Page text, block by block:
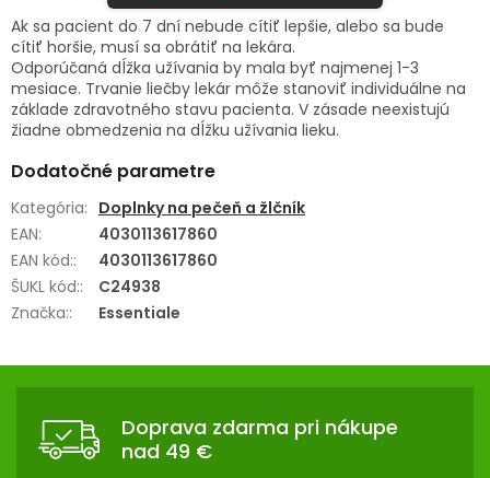
Ak sa pacient do 7 dní nebude cítiť lepšie, alebo sa bude
cítiť horšie, musí sa obrátiť na lekára.
Odporúčaná dĺžka užívania by mala byť najmenej 1-3
mesiace. Trvanie liečby lekár môže stanoviť individuálne na
základe zdravotného stavu pacienta. V zásade neexistujú
žiadne obmedzenia na dĺžku užívania lieku.
Dodatočné parametre
Kategória: Doplnky na pečeň a žlčník
EAN:
4030113617860
EAN kód::
4030113617860
ŠUKL kód::
C24938
Značka:: Essentiale
Z
Doprava zdarma pri nákupe
nad 49 €